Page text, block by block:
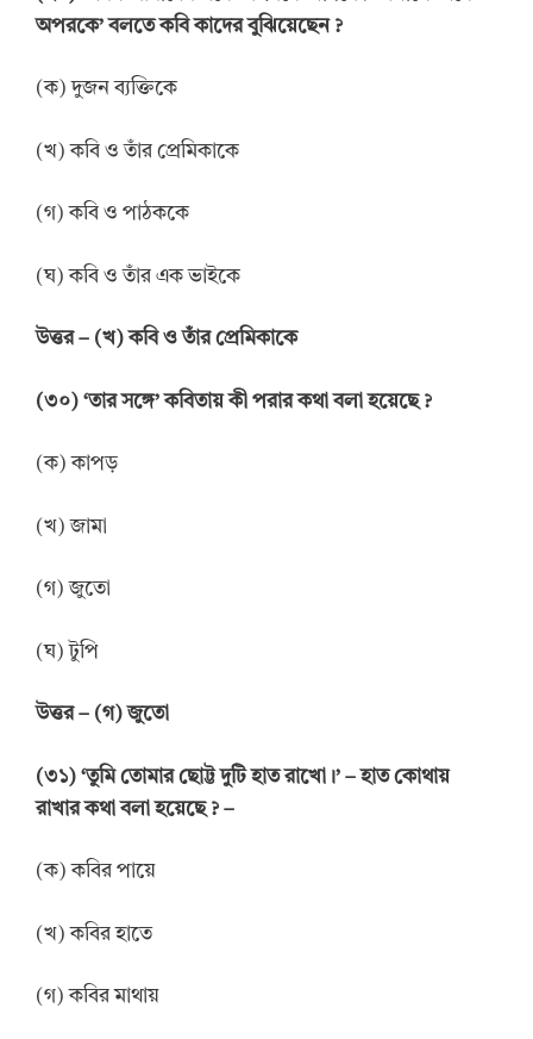
অপরকে’ বলতে কবি কাদের বুঝিয়েছেন ?
(ক) দুজন ব্যক্তিকে
(খ) কবি ও তাঁর প্রেমিকাকে
(গ) কবি ও পাঠককে
(ঘ) কবি ও তাঁর এক ভাইকে
উত্তর – (খ) কবি ও তাঁর প্রেমিকাকে
(৩০) ‘তার সঙ্গে’ কবিতায় কী পরার কথা বলা হয়েছে ?
(ক) কাপড়
(খ) জামা
(গ) জুতো
(ঘ) টুপি
উত্তর – (গ) জুতো
(৩১) ‘তুমি তোমার ছোট্ট দুটি হাত রাখো।’ – হাত কোথায়
রাখার কথা বলা হয়েছে ? –
(ক) কবির পায়ে
(খ) কবির হাতে
(গ) কবির মাথায়